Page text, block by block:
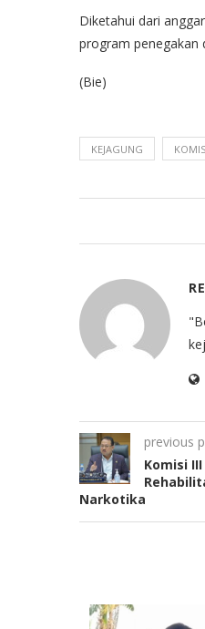
Diketahui dari
program penegakan
(Bie)
KEJAGUNG
previous
Komisi
Narkotika